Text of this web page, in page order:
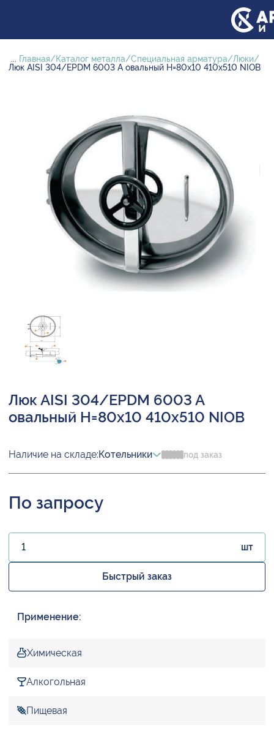
... Главная Каталог металла Специальная арматура
Люки
Люк AISI 304/EPDM 6003 A овальный H=80х10 410х510 NIOB
Люк AISI 304/EPDM 6003 A
овальный H=80х10 410х510 NIOB
Наличие на складе:Котельники под заказ
По запросу
шт
Быстрый заказ
Применение:
Химическая
Алкогольная
Пищевая